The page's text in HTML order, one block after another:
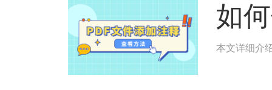
如
本文详细介